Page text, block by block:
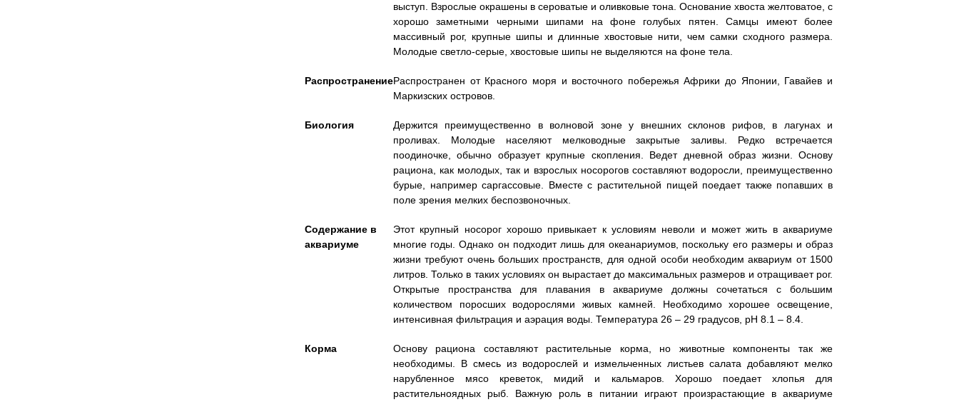
выступ. Взрослые окрашены в сероватые и оливковые тона. Основание хвоста желтоватое, с
хорошо заметными черными шипами на фоне голубых пятен. Самцы имеют более
массивный рог, крупные шипы и длинные хвостовые нити, чем самки сходного размера.
Молодые светло-серые, хвостовые шипы не выделяются на фоне тела.
РаспространениеРаспространен от Красного моря и восточного побережья Африки до Японии, Гавайев и
Маркизских островов.
Биология
Держится преимущественно в волновой зоне у внешних склонов рифов, в лагунах и
проливах. Молодые населяют мелководные закрытые заливы. Редко встречается
поодиночке, обычно образует крупные скопления. Ведет дневной образ жизни. Основу
рациона, как молодых, так и взрослых носорогов составляют водоросли, преимущественно
бурые, например саргассовые. Вместе с растительной пищей поедает также попавших в
поле зрения мелких беспозвоночных.
Содержание в
аквариуме
Этот крупный носорог хорошо привыкает к условиям неволи и может жить в аквариуме
многие годы. Однако он подходит лишь для океанариумов, поскольку его размеры и образ
жизни требуют очень больших пространств, для одной особи необходим аквариум от 1500
литров. Только в таких условиях он вырастает до максимальных размеров и отращивает рог.
Открытые пространства для плавания в аквариуме должны сочетаться с большим
количеством поросших водорослями живых камней. Необходимо хорошее освещение,
интенсивная фильтрация и аэрация воды. Температура 26 – 29 градусов, pH 8.1 – 8.4.
Корма
Основу рациона составляют растительные корма, но животные компоненты так же
необходимы. В смесь из водорослей и измельченных листьев салата добавляют мелко
нарубленное мясо креветок, мидий и кальмаров. Хорошо поедает хлопья для
растительноядных рыб. Важную роль в питании играют произрастающие в аквариуме